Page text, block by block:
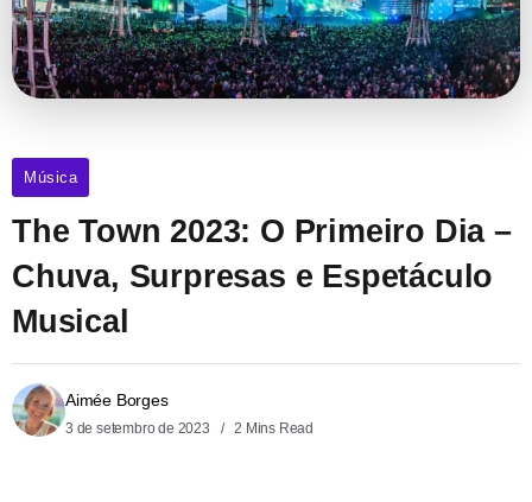
Música
The Town 2023: O Primeiro Dia –
Chuva, Surpresas e Espetáculo
Musical
Aimée Borges
3 de setembro de 2023 2 Mins Read